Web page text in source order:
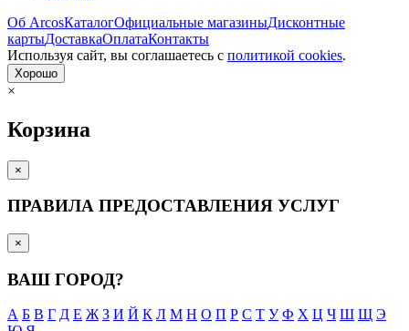
Об ArcosКаталогОфициальные магазиныДисконтные
картыДоставкаОплатаКонтакты
Используя сайт, вы согла­шаетесь с политикой cookies.
Хорошо
×
Корзина
×
ПРАВИЛА ПРЕДОСТАВЛЕНИЯ УСЛУГ
×
ВАШ ГОРОД?
А Б В Г Д Е Ж З И Й К Л М Н О П Р С Т У Ф Х Ц Ч Ш Щ Э